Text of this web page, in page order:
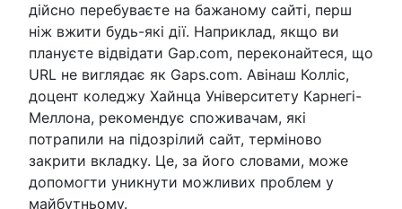
дійсно перебуваєте на бажаному сайті, перш
ніж вжити будь-які дії. Наприклад, якщо ви
плануєте відвідати Gap.com, переконайтеся, що
URL не виглядає як Gaps.com. Авінаш Колліс,
доцент коледжу Хайнца Університету Карнегі-
Меллона, рекомендує споживачам, які
потрапили на підозрілий сайт, терміново
закрити вкладку. Це, за його словами, може
допомогти уникнути можливих проблем у
майбутньому.